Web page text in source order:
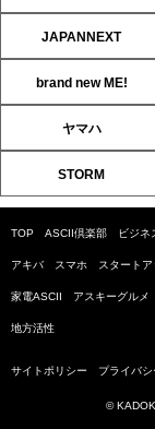
JAPANNEXT
brand new ME!
ヤマハ
STORM
TOP ASCII倶楽部 ビジネ
アキバ スマホ スタートア
家電ASCII アスキーグルメ
地方活性
サイトポリシー プライバ
©